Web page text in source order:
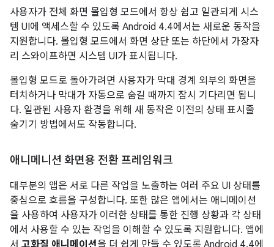
사용자가 전체 화면 몰입형 모드에서 항상 쉽고 일관되게 시스
템 UI에 액세스할 수 있도록 Android 4.4에서는 새로운 동작을
지원합니다. 몰입형 모드에서 화면 상단 또는 하단에서 가장자
리 스와이프하면 시스템 UI가 표시됩니다.
몰입형 모드로 돌아가려면 사용자가 막대 경계 외부의 화면을
터치하거나 막대가 자동으로 숨길 때까지 잠시 기다리면 됩니
다. 일관된 사용자 환경을 위해 새 동작은 이전의 상태 표시줄
숨기기 방법에서도 작동합니다.
애니메니션 화면용 전환 프레임워크
대부분의 앱은 서로 다른 작업을 노출하는 여러 주요 UI 상태를
중심으로 흐름을 구성합니다. 또한 많은 앱에서는 애니메이션
을 사용하여 사용자가 이러한 상태를 통한 진행 상황과 각 상태
에서 사용할 수 있는 작업을 이해할 수 있도록 지원합니다. 앱에
서 고화질 애니메이션을 더 쉽게 만들 수 있도록 Android 4.4에